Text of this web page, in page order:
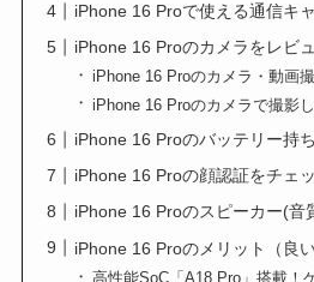
iPhone 16 Proで使える通信キ
iPhone 16 Proのカメラをレビ
iPhone 16 Proのカメラ・動画
iPhone 16 Proのカメラで撮影
iPhone 16 Proのバッテリー持
iPhone 16 Proの顔認証をチェ
iPhone 16 Proのスピーカー(音
iPhone 16 Proのメリット（良い
高性能SoC「A18 Pro」搭載！